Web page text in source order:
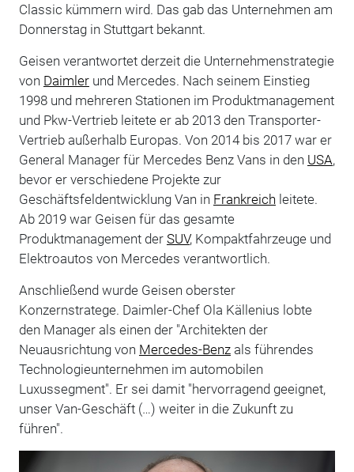
Classic kümmern wird. Das gab das Unternehmen am
Donnerstag in Stuttgart bekannt.
Geisen verantwortet derzeit die Unternehmenstrategie
von Daimlerund Mercedes. Nach seinem Einstieg
1998 und mehreren Stationen im Produktmanagement
und Pkw-Vertrieb leitete er ab 2013 den Transporter-
Vertrieb außerhalb Europas. Von 2014 bis 2017 war er
General Manager für Mercedes Benz Vans in den USA,
bevor er verschiedene Projekte zur
Geschäftsfeldentwicklung Van in Frankreich leitete.
Ab 2019 war Geisen für das gesamte
Produktmanagement der SUV, Kompaktfahrzeuge und
Elektroautos von Mercedes verantwortlich.
Anschließend wurde Geisen oberster
Konzernstratege. Daimler-Chef Ola Källenius lobte
den Manager als einen der "Architekten der
Neuausrichtung von Mercedes-Benzals führendes
Technologieunternehmen im automobilen
Luxussegment". Er sei damit "hervorragend geeignet,
unser Van-Geschäft (…) weiter in die Zukunft zu
führen".